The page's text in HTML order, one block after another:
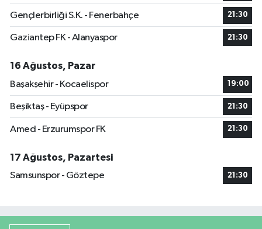
Gençlerbirliği S.K. - Fenerbahçe 21:30
Gaziantep FK - Alanyaspor 21:30
16 Ağustos, Pazar
Başakşehir - Kocaelispor
19:00
Beşiktaş - Eyüpspor 21:30
Amed - Erzurumspor FK 21:30
17 Ağustos, Pazartesi
Samsunspor - Göztepe
21:30